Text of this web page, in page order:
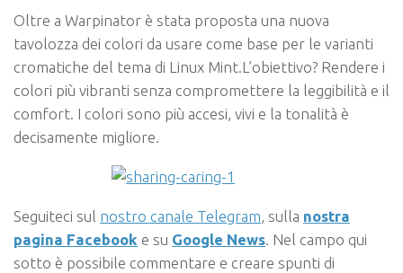
Oltre a Warpinator è stata proposta una nuova
tavolozza dei colori da usare come base per le varianti
cromatiche del tema di Linux Mint.L’obiettivo? Rendere i
colori più vibranti senza compromettere la leggibilità e il
comfort. I colori sono più accesi, vivi e la tonalità è
decisamente migliore.
Seguiteci sul nostro canale Telegram, sulla nostra
pagina Facebook e su Google News. Nel campo qui
sotto è possibile commentare e creare spunti di